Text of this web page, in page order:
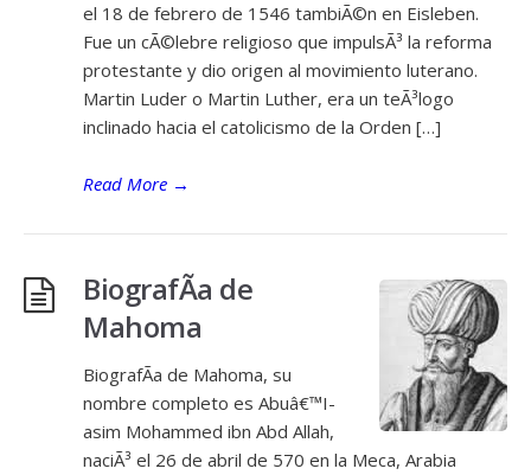
el 18 de febrero de 1546 tambiÃ©n en Eisleben.
Fue un cÃ©lebre religioso que impulsÃ³ la reforma
protestante y dio origen al movimiento luterano.
Martin Luder o Martin Luther, era un teÃ³logo
inclinado hacia el catolicismo de la Orden […]
Read More →
BiografÃ­a de
Mahoma
BiografÃ­a de Mahoma, su
nombre completo es Abuâ€™I-
asim Mohammed ibn Abd Allah,
naciÃ³ el 26 de abril de 570 en la Meca, Arabia